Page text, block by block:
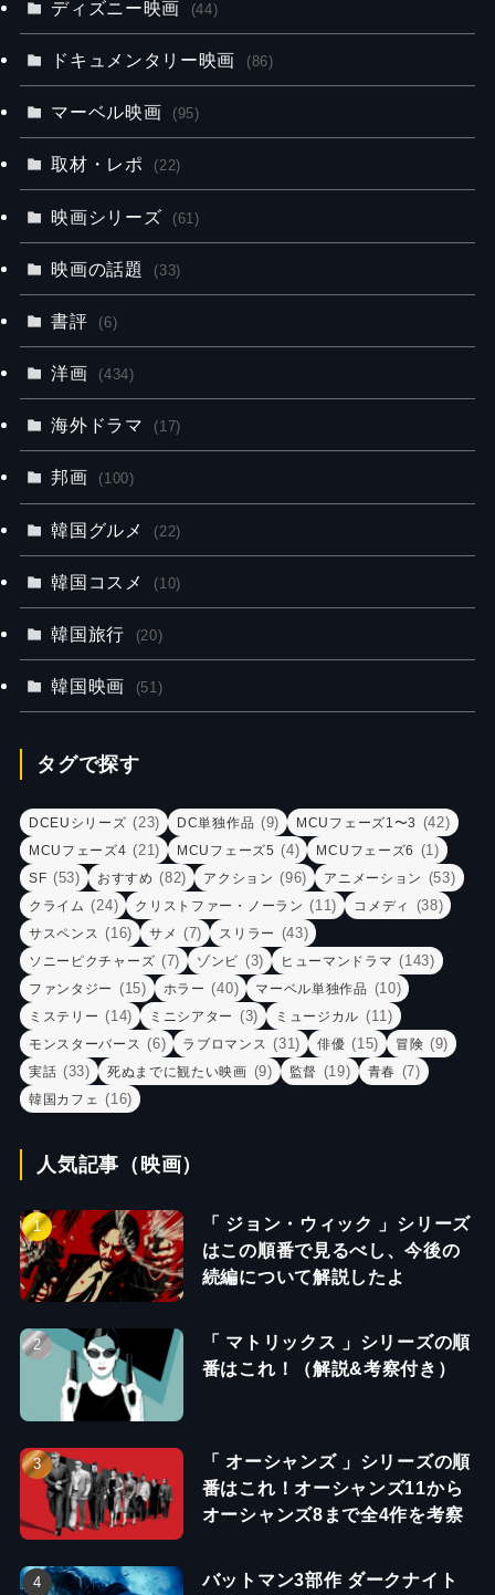
ディズニー映画 (44)
ドキュメンタリー映画 (86)
マーベル映画 (95)
取材・レポ (22)
映画シリーズ (61)
映画の話題 (33)
書評 (6)
洋画 (434)
海外ドラマ (17)
邦画 (100)
韓国グルメ (22)
韓国コスメ (10)
韓国旅行 (20)
韓国映画 (51)
タグで探す
DCEUシリーズ (23) DC単独作品 (9) MCUフェーズ1〜3 (42)
MCUフェーズ4 (21) MCUフェーズ5 (4) MCUフェーズ6 (1)
SF (53) おすすめ (82) アクション (96) アニメーション (53)
クライム (24) クリストファー・ノーラン (11) コメディ (38)
サスペンス (16) サメ (7) スリラー (43)
ソニーピクチャーズ (7) ゾンビ (3) ヒューマンドラマ (143)
ファンタジー (15) ホラー (40) マーベル単独作品 (10)
ミステリー (14) ミニシアター (3) ミュージカル (11)
モンスターバース (6) ラブロマンス (31) 俳優 (15) 冒険 (9)
実話 (33) 死ぬまでに観たい映画 (9) 監督 (19) 青春 (7)
韓国カフェ (16)
人気記事（映画）
「 ジョン・ウィック 」シリーズ
はこの順番で見るべし、今後の
続編について解説したよ
「 マトリックス 」シリーズの順
番はこれ！（解説&考察付き）
「 オーシャンズ 」シリーズの順
番はこれ！オーシャンズ11から
オーシャンズ8まで全4作を考察
バットマン3部作 ダークナイト